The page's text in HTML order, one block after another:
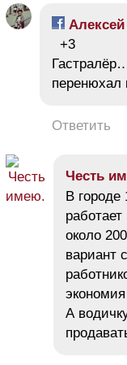
+3
перенюхал
Ответить
Честь
В городе
около
вариант
А